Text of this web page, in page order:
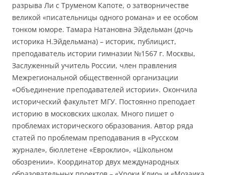
разрыва Ли с Труменом Капоте, о затворничестве
великой «писательницы одного романа» и ее особом
тонком юморе. Тамара Натановна Эйдельман (дочь
историка Н.Эйдельмана) – историк, публицист,
преподаватель истории гимназии №1567 г. Москвы,
Заслуженный учитель России, член правления
Межрегиональной общественной организации
«Объединение преподавателей истории». Окончила
исторический факультет МГУ. Постоянно преподает
историю в московских школах. Много пишет о
проблемах исторического образования. Автор ряда
статей по проблемам преподавания в «Русском
журнале», бюллетене «Евроклио», «Школьном
обозрении». Координатор двух международных